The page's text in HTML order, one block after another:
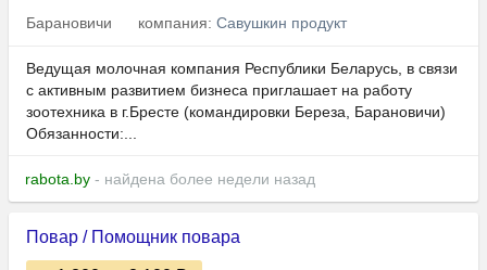
Барановичи компания: Савушкин продукт
Ведущая молочная компания Республики Беларусь, в связи
с активным развитием бизнеса приглашает на работу
зоотехника в г.Бресте (командировки Береза, Барановичи)
Обязанности:...
rabota.by - найдена более недели назад
Повар / Помощник повара